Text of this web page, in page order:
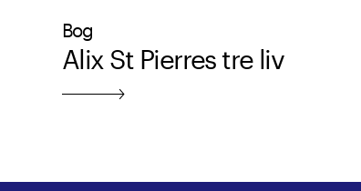
Bog
Alix St Pierres tre liv